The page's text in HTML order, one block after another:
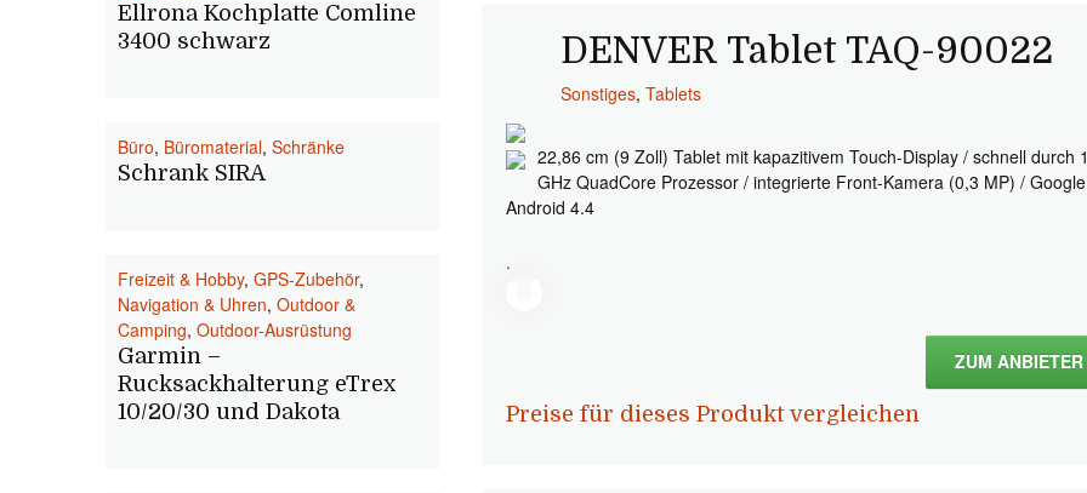
DENVER Tablet TAQ-90022
Sonstiges,Tablets
22,86 cm (9 Zoll) Tablet mit kapazitivem Touch-Display / schnell durch
GHz QuadCore Prozessor / integrierte Front-Kamera (0,3 MP) / Google
Android 4.4
.
ZUM ANBIETER
Preise für dieses Produkt vergleichen
Ellrona Kochplatte Comline
3400 schwarz
Büro, Büromaterial, Schränke
Schrank SIRA
Freizeit & Hobby, GPS-Zubehör,
Navigation & Uhren, Outdoor &
Camping, Outdoor-Ausrüstung
Garmin –
Rucksackhalterung eTrex
10/20/30 und Dakota